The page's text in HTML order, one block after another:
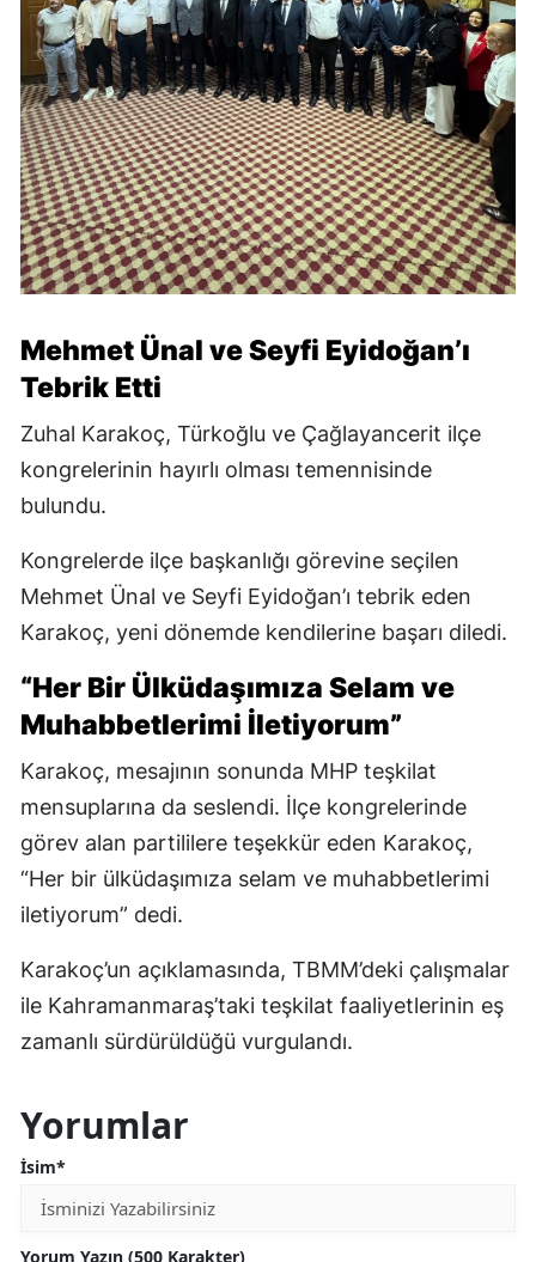
Mehmet Ünal ve Seyfi Eyidoğan’ı
Tebrik Etti
Zuhal Karakoç, Türkoğlu ve Çağlayancerit ilçe
kongrelerinin hayırlı olması temennisinde
bulundu.
Kongrelerde ilçe başkanlığı görevine seçilen
Mehmet Ünal ve Seyfi Eyidoğan’ı tebrik eden
Karakoç, yeni dönemde kendilerine başarı diledi.
“Her Bir Ülküdaşımıza Selam ve
Muhabbetlerimi İletiyorum”
Karakoç, mesajının sonunda MHP teşkilat
mensuplarına da seslendi. İlçe kongrelerinde
görev alan partililere teşekkür eden Karakoç,
“Her bir ülküdaşımıza selam ve muhabbetlerimi
iletiyorum” dedi.
Karakoç’un açıklamasında, TBMM’deki çalışmalar
ile Kahramanmaraş’taki teşkilat faaliyetlerinin eş
zamanlı sürdürüldüğü vurgulandı.
Yorumlar
İsim*
Yorum Yazın (500 Karakter)